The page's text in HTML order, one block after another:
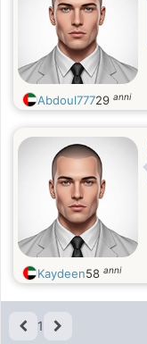
Abdoul77729 anni
Kaydeen58 anni
1